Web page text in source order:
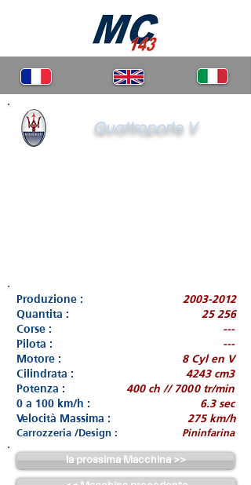
Quattroporte V
Produzione :
2003-2012
Quantita :
25 256
Corse :
---
Pilota :
---
Motore :
8 Cyl en V
Cilindrata :
4243 cm3
Potenza :
400 ch // 7000 tr/min
0 a 100 km/h :
6.3 sec
Velocità Massima :
275 km/h
Carrozzeria /Design : Pininfarina
la prossima Macchina >>